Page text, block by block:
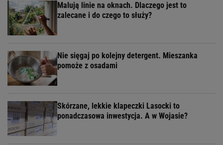
Malują linie na oknach. Dlaczego jest to
zalecane i do czego to służy?
Nie sięgaj po kolejny detergent. Mieszanka
pomoże z osadami
Skórzane, lekkie klapeczki Lasocki to
ponadczasowa inwestycja. A w Wojasie?